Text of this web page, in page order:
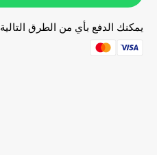
يمكنك الدفع بأي من الطرق التالية